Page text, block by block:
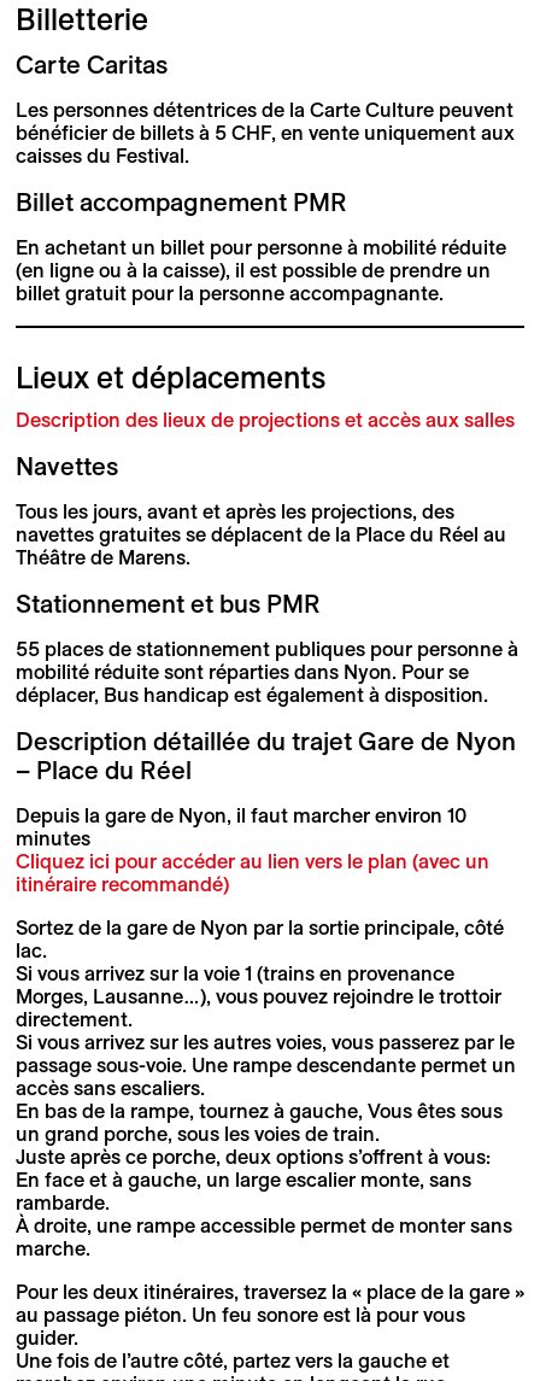
Billetterie
Carte Caritas
Les personnes détentrices de la Carte Culture peuvent
bénéficier de billets à 5 CHF, en vente uniquement aux
caisses du Festival.
Billet accompagnement PMR
En achetant un billet pour personne à mobilité réduite
(en ligne ou à la caisse), il est possible de prendre un
billet gratuit pour la personne accompagnante.
Lieux et déplacements
Description des lieux de projections et accès aux salles
Navettes
Tous les jours, avant et après les projections, des
navettes gratuites se déplacent de la Place du Réel au
Théâtre de Marens.
Stationnement et bus PMR
55 places de stationnement publiques pour personne à
mobilité réduite sont réparties dans Nyon. Pour se
déplacer, Bus handicap est également à disposition.
Description détaillée du trajet Gare de Nyon
– Place du Réel
Depuis la gare de Nyon, il faut marcher environ 10
minutes
Cliquez ici pour accéder au lien vers le plan (avec un
itinéraire recommandé)
Sortez de la gare de Nyon par la sortie principale, côté
lac.
Si vous arrivez sur la voie 1 (trains en provenance
Morges, Lausanne…), vous pouvez rejoindre le trottoir
directement.
Si vous arrivez sur les autres voies, vous passerez par le
passage sous-voie. Une rampe descendante permet un
accès sans escaliers.
En bas de la rampe, tournez à gauche, Vous êtes sous
un grand porche, sous les voies de train.
Juste après ce porche, deux options s’offrent à vous:
En face et à gauche, un large escalier monte, sans
rambarde.
À droite, une rampe accessible permet de monter sans
marche.
Pour les deux itinéraires, traversez la « place de la gare »
au passage piéton. Un feu sonore est là pour vous
guider.
Une fois de l’autre côté, partez vers la gauche et